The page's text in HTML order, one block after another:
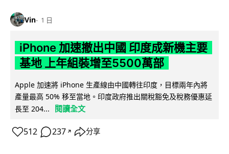
Vin 1 日
iPhone 加速撤出中國 印度成新機主要
基地 上年組裝增至5500萬部
Apple 加速將 iPhone 生產線由中國轉往印度，目標兩年內將
產量最高 50% 移至當地。印度政府推出關稅豁免及稅務優惠延
長至 204...
閱讀全文
512 237 ↗ 分享